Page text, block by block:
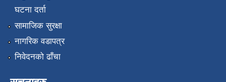
घटना दर्ता
सामाजिक सुरक्षा
नागरिक वडापत्र
निवेदनको ढाँचा